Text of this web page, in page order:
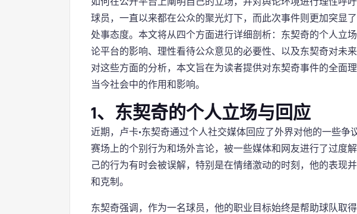
球员，一直以来都在公众的聚光灯下，而此次事件则更加突显
处事态度。本文将从四个方面进行详细剖析：东契奇的个人立
论平台的影响、理性看待公众意见的必要性、以及东契奇对未
对这些方面的分析，本文旨在为读者提供对东契奇事件的全面
当今社会中的作用和影响。
1、东契奇的个人立场与回应
近期，卢卡·东契奇通过个人社交媒体回应了外界对他的一些争
赛场上的个别行为和场外言论，被一些媒体和网友进行了过度
己的行为有时会被误解，特别是在情绪激动的时刻，他的表现
和克制。
东契奇强调，作为一名球员，他的职业目标始终是帮助球队取